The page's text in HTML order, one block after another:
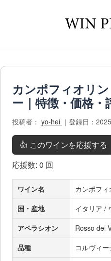
カンポフィオリ
ー｜特徴・価格・
投稿者： yo-hei ｜登録日：
👍 このワインを応援する
応援数: 0 回
ワイン名
カンポフィ
国・産地
イタリア /
アペラシオン
Rosso del
品種
コルヴィ